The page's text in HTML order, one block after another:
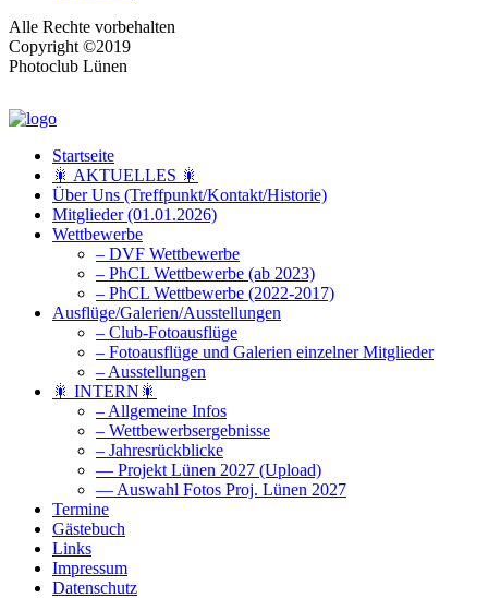
Alle Rechte vorbehalten
Copyright ©2019
Photoclub Lünen
Startseite
🎇 AKTUELLES 🎇
Über Uns (Treffpunkt/Kontakt/Historie)
Mitglieder (01.01.2026)
Wettbewerbe
– DVF Wettbewerbe
– PhCL Wettbewerbe (ab 2023)
– PhCL Wettbewerbe (2022-2017)
Ausflüge/Galerien/Ausstellungen
– Club-Fotoausflüge
– Fotoausflüge und Galerien einzelner Mitglieder
– Ausstellungen
🎇 INTERN🎇
– Allgemeine Infos
– Wettbewerbsergebnisse
– Jahresrückblicke
— Projekt Lünen 2027 (Upload)
— Auswahl Fotos Proj. Lünen 2027
Termine
Gästebuch
Links
Impressum
Datenschutz